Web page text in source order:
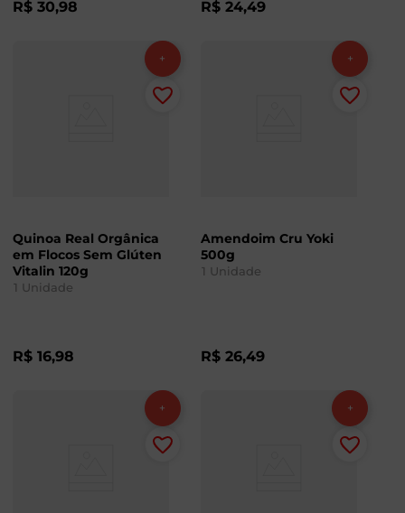
R$ 30,98 R$ 24,49
Quinoa Real Orgânica
em Flocos Sem Glúten
Vitalin 120g
1 Unidade
R$ 16,98
Amendoim Cru Yoki
500g
1 Unidade
R$ 26,49